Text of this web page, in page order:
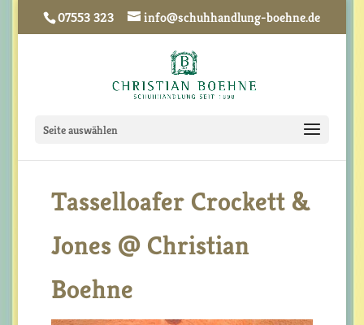
07553 323 info@schuhhandlung-boehne.de
Seite auswählen
Tasselloafer Crockett &
Jones @ Christian
Boehne